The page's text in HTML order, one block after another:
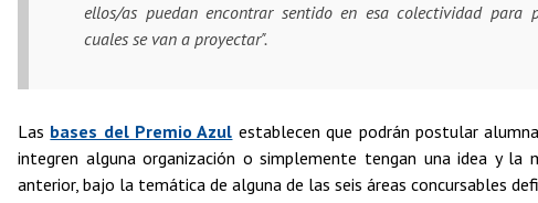
ellos/as puedan encontrar sentido en esa colectividad para
cuales se van a proyectar".
Las bases del Premio Azul establecen que podrán postular
integren alguna organización o simplemente tengan una idea y la
anterior, bajo la temática de alguna de las seis áreas concursables